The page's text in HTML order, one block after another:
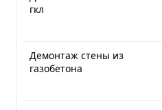
гкл
Демонтаж стены из
газобетона